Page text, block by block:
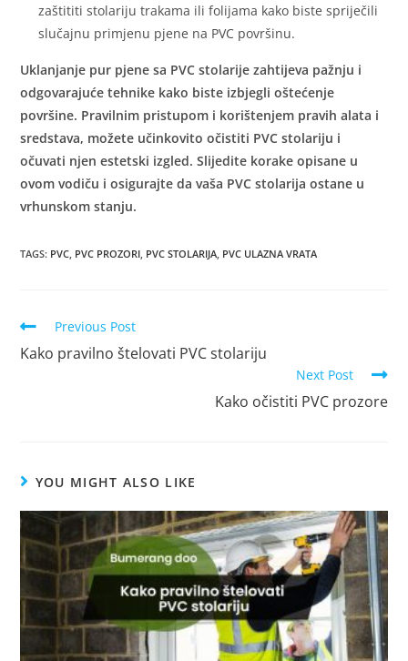
zaštititi stolariju trakama ili folijama kako biste spriječili
slučajnu primjenu pjene na PVC površinu.
Uklanjanje pur pjene sa PVC stolarije zahtijeva pažnju i
odgovarajuće tehnike kako biste izbjegli oštećenje
površine. Pravilnim pristupom i korištenjem pravih alata i
sredstava, možete učinkovito očistiti PVC stolariju i
očuvati njen estetski izgled. Slijedite korake opisane u
ovom vodiču i osigurajte da vaša PVC stolarija ostane u
vrhunskom stanju.
TAGS: PVC PVC PROZORI PVC STOLARIJA PVC ULAZNA VRATA
Previous Post
Kako pravilno štelovati PVC stolariju
Next Post
Kako očistiti PVC prozore
YOU MIGHT ALSO LIKE